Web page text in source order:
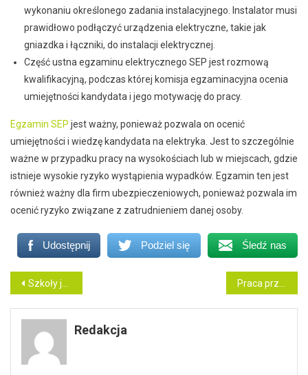
wykonaniu określonego zadania instalacyjnego. Instalator musi
prawidłowo podłączyć urządzenia elektryczne, takie jak
gniazdka i łączniki, do instalacji elektrycznej.
Część ustna egzaminu elektrycznego SEP jest rozmową
kwalifikacyjną, podczas której komisja egzaminacyjna ocenia
umiejętności kandydata i jego motywację do pracy.
Egzamin SEP jest ważny, ponieważ pozwala on ocenić
umiejętności i wiedzę kandydata na elektryka. Jest to szczególnie
ważne w przypadku pracy na wysokościach lub w miejscach, gdzie
istnieje wysokie ryzyko wystąpienia wypadków. Egzamin ten jest
również ważny dla firm ubezpieczeniowych, ponieważ pozwala im
ocenić ryzyko związane z zatrudnieniem danej osoby.
Udostępnij Podziel się Śledź nas
Nawigacja
wpisu
Szkoły językowe dla dzieci
Redakcja